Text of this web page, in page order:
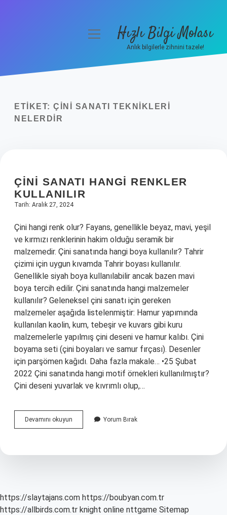
Yasal Uyarı
menüyüHızlı Bilgi Molası
Anlık bilgilerle zihnini tazele!
ETIKET: ÇINI SANATI TEKNIKLERI
NELERDIR
ÇINI SANATI HANGI RENKLER
KULLANILIR
Tarih: Aralık 27, 2024
Çini hangi renk olur? Fayans, genellikle beyaz, mavi, yeşil
ve kırmızı renklerinin hakim olduğu seramik bir
malzemedir. Çini sanatında hangi boya kullanılır? Tahrir
çizimi için uygun kıvamda Tahrir boyası kullanılır.
Genellikle siyah boya kullanılabilir ancak bazen mavi
boya tercih edilir. Çini sanatında hangi malzemeler
kullanılır? Geleneksel çini sanatı için gereken
malzemeler aşağıda listelenmiştir: Hamur yapımında
kullanılan kaolin, kum, tebeşir ve kuvars gibi kuru
malzemelerle yapılmış çini deseni ve hamur kalıbı. Çini
boyama seti (çini boyaları ve samur fırçası). Desenler
için parşömen kağıdı. Daha fazla makale… •25 Şubat
2022 Çini sanatında hangi motif örnekleri kullanılmıştır?
Çini deseni yuvarlak ve kıvrımlı olup,…
Devamını okuyun
Sanatı
Kullanılır
Yorum Bırak
https://slaytajans.com https://boubyan.com.tr
https://allbirds.com.tr knight online nttgame Sitemap